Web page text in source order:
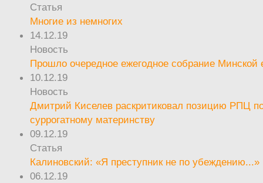
Статья
Многие из немногих
14.12.19
Новость
Прошло очередное ежегодное собрание
10.12.19
Новость
Дмитрий Киселев раскритиковал позицию РПЦ
суррогатному материнству
09.12.19
Статья
Калиновский: «Я преступник не по убеждению...»
06.12.19